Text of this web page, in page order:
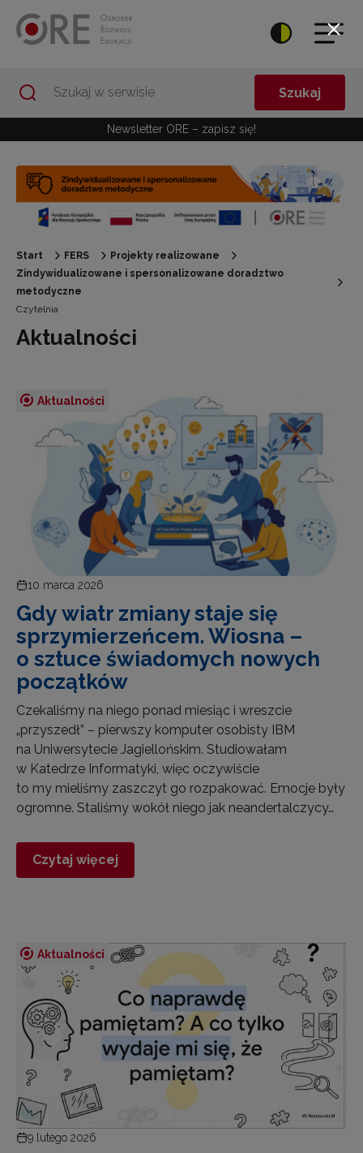
Szukaj
Newsletter ORE – zapisz się!
Start FERS
Projekty realizowane
Zindywidualizowane i spersonalizowane doradztwo
metodyczne
Czytelnia
Aktualności
Aktualności
10 marca 2026
Gdy wiatr zmiany staje się
sprzymierzeńcem. Wiosna –
o sztuce świadomych nowych
początków
Czekaliśmy na niego ponad miesiąc i wreszcie
„przyszedł” – pierwszy komputer osobisty IBM
na Uniwersytecie Jagiellońskim. Studiowałam
w Katedrze Informatyki, więc oczywiście
to my mieliśmy zaszczyt go rozpakować. Emocje były
ogromne. Staliśmy wokół niego jak neandertalczycy…
Czytaj więcej
Aktualności
9 lutego 2026